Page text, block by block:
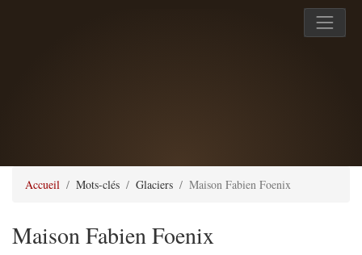
Accueil Mots-clés Glaciers Maison Fabien Foenix
Maison Fabien Foenix